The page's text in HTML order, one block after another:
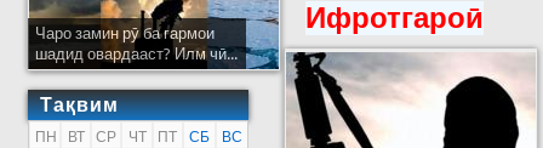
Чаро замин рӯ ба гармои
шадид овардааст? Илм чӣ...
Тақвим
ПН ВТ СР ЧТ ПТ СБ
ВС
Ифротгароӣ